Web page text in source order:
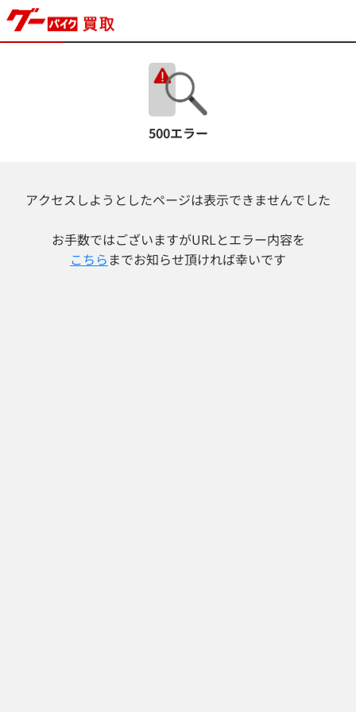
500エラー
アクセスしようとしたページは表示できませんでした
お手数ではございますがURLとエラー内容を
こちら までお知らせ頂ければ幸いです